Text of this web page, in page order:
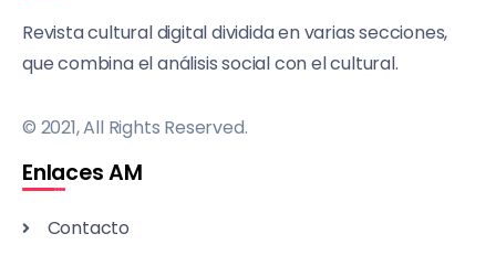
Revista cultural digital dividida en varias secciones,
que combina el análisis social con el cultural.
© 2021, All Rights Reserved.
Enlaces AM
Contacto